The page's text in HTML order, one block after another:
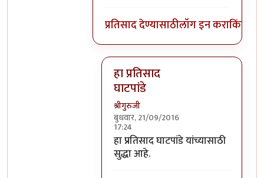
प्रतिसाद देण्यासाठीलॉग इन कराकिंवा
हा प्रतिसाद
घाटपांडे
श्रीगुरुजी
बुधवार, 21/09/2016
17:24
In reply toOk. Sorry. नारळाची शेंडी व
हा प्रतिसाद घाटपांडे यांच्यासाठी
सुद्धा आहे.